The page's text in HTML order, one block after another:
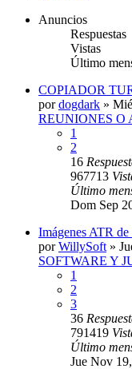
Anuncios
Respuestas
Vistas
Último
COPIADOR
pordogdark »
REUNIONES O
1
2
16
967713
Último
Dom Sep
Imágenes ATR
porWillySoft »
SOFTWARE Y
1
2
3
36
791419
Último
Jue Nov